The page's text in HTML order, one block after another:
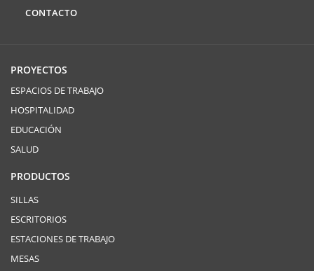
CONTACTO
PROYECTOS
ESPACIOS DE TRABAJO
HOSPITALIDAD
EDUCACIÓN
SALUD
PRODUCTOS
SILLAS
ESCRITORIOS
ESTACIONES DE TRABAJO
MESAS